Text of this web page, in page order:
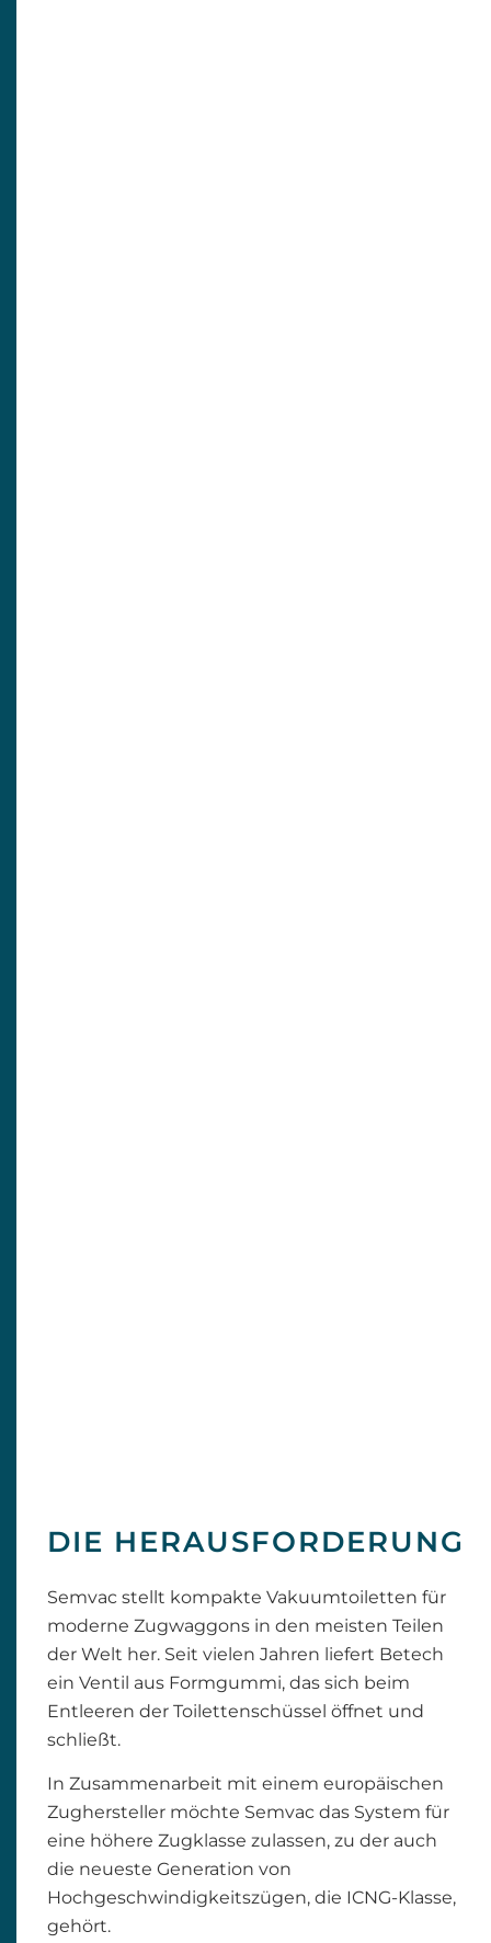
DIE HERAUSFORDERUNG
Semvac stellt kompakte Vakuumtoiletten für
moderne Zugwaggons in den meisten Teilen
der Welt her. Seit vielen Jahren liefert Betech
ein Ventil aus Formgummi, das sich beim
Entleeren der Toilettenschüssel öffnet und
schließt.
In Zusammenarbeit mit einem europäischen
Zughersteller möchte Semvac das System für
eine höhere Zugklasse zulassen, zu der auch
die neueste Generation von
Hochgeschwindigkeitszügen, die ICNG-Klasse,
gehört.